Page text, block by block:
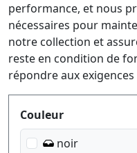
performance, et nous
nécessaires pour
notre collection et
reste en condition de
répondre aux
Produktfilter
Couleur
noir